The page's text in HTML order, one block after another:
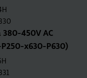
450V AC
x630-P630)